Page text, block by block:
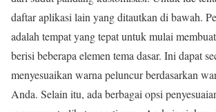
daftar aplikasi lain yang ditautkan di bawah.
adalah tempat yang tepat untuk mulai
berisi beberapa elemen tema dasar. Ini dapat
menyesuaikan warna peluncur berdasarkan
Anda. Selain itu, ada berbagai opsi